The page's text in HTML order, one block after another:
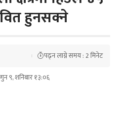
हुनसक्ने
९, शनिबार १३:०६
पढ्न लाग्ने समय : 2 मिनेट